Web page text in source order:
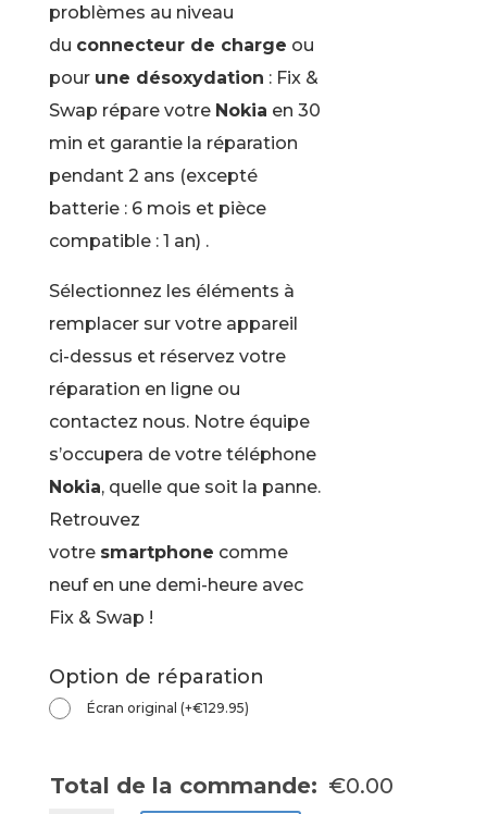
problèmes au niveau
du connecteur de charge ou
pour une désoxydation : Fix &
Swap répare votre Nokia en 30
min et garantie la réparation
pendant 2 ans (excepté
batterie : 6 mois et pièce
compatible : 1 an) .
Sélectionnez les éléments à
remplacer sur votre appareil
ci-dessus et réservez votre
réparation en ligne ou
contactez nous. Notre équipe
s’occupera de votre téléphone
Nokia, quelle que soit la panne.
Retrouvez
votre smartphone comme
neuf en une demi-heure avec
Fix & Swap !
Option de réparation
Écran original (+€129.95)
Total de la commande: €0.00